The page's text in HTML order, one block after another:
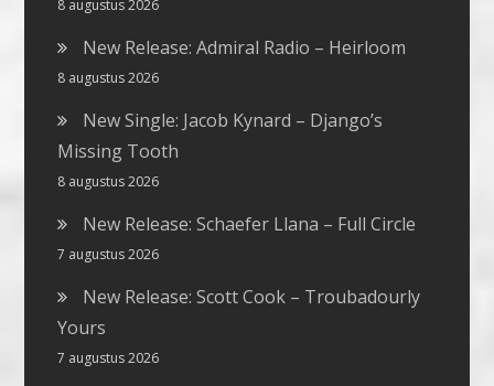
8 augustus 2026
New Release: Admiral Radio – Heirloom
8 augustus 2026
New Single: Jacob Kynard – Django’s
Missing Tooth
8 augustus 2026
New Release: Schaefer Llana – Full Circle
7 augustus 2026
New Release: Scott Cook – Troubadourly
Yours
7 augustus 2026